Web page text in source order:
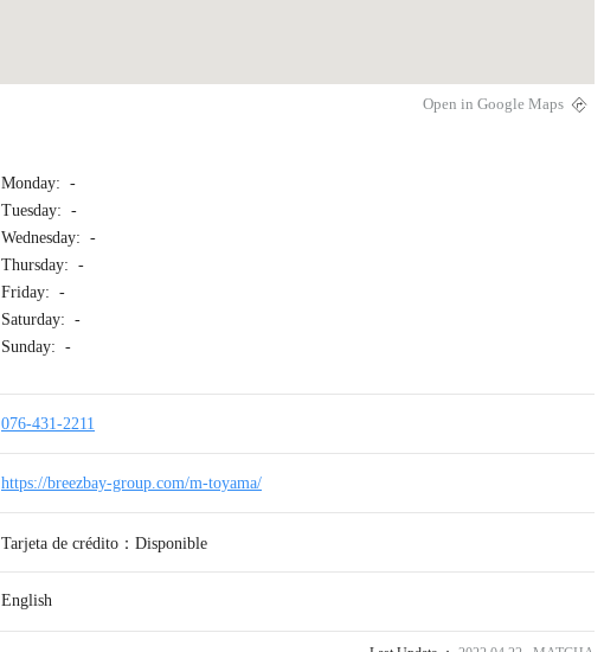
Open in Google Maps
Monday: -
Tuesday: -
Wednesday: -
Thursday: -
Friday: -
Saturday: -
Sunday: -
076-431-2211
https://breezbay-group.com/m-toyama/
Tarjeta de crédito：Disponible
English